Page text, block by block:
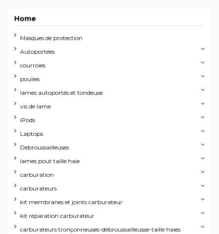
Home
Masques de protection
Autoportées
courroies
poulies
lames autoportés et tondeuse
vis de lame
iPods
Laptops
Debroussailleuses
lames pout taille haie
carburation
carburateurs
kit membranes et joints carburateur
kit réparation carburateur
carburateurs tronçonneuses-débroussailleusse-taille haies